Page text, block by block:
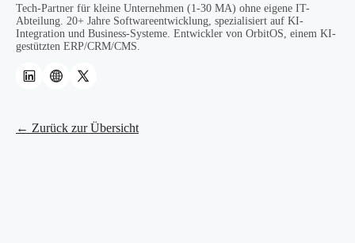
Tech-Partner für kleine Unternehmen (1-30 MA) ohne eigene IT-
Abteilung. 20+ Jahre Softwareentwicklung, spezialisiert auf KI-
Integration und Business-Systeme. Entwickler von OrbitOS, einem KI-
gestützten ERP/CRM/CMS.
← Zurück zur Übersicht